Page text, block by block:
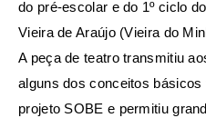
do pré-escolar e do 1º ciclo
Vieira de Araújo (Vieira do
A peça de teatro transmitiu
alguns dos conceitos
projeto SOBE e permitiu